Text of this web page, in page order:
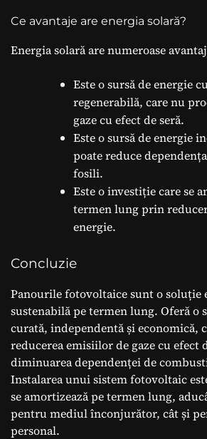
Ce avantaje are energia solară?
Energia solară are numeroase
Este o sursă de energie
regenerabilă, care nu
gaze cu efect de seră.
Este o sursă de energie
poate reduce
fosili.
Este o investiție care se
termen lung prin
energie.
Concluzie
Panourile fotovoltaice sunt o soluție
sustenabilă pe termen lung. Oferă o
curată, independentă și economică,
reducerea emisiilor de gaze cu efect
diminuarea dependenței de
Instalarea unui sistem fotovoltaic
se amortizează pe termen lung,
pentru mediul înconjurător, cât și
personal.